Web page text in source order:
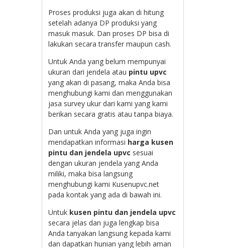
Proses produksi juga akan di hitung
setelah adanya DP produksi yang
masuk masuk. Dan proses DP bisa di
lakukan secara transfer maupun cash.
Untuk Anda yang belum mempunyai
ukuran dari jendela atau pintu upvc
yang akan di pasang, maka Anda bisa
menghubungi kami dan menggunakan
jasa survey ukur dari kami yang kami
berikan secara gratis atau tanpa biaya.
Dan untuk Anda yang juga ingin
mendapatkan informasi harga kusen
pintu dan jendela upvc sesuai
dengan ukuran jendela yang Anda
miliki, maka bisa langsung
menghubungi kami Kusenupvc.net
pada kontak yang ada di bawah ini.
Untuk kusen pintu dan jendela upvc
secara jelas dan juga lengkap bisa
Anda tanyakan langsung kepada kami
dan dapatkan hunian yang lebih aman